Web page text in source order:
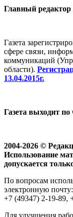
Главный редактор
Газета
сфере связи,
коммуникаций
области).
13.04.2015г.
Газета выходит по
2004-2026 ©
Использование
допускается
По вопросам
электронную
+7 (49347) 2-19-89,